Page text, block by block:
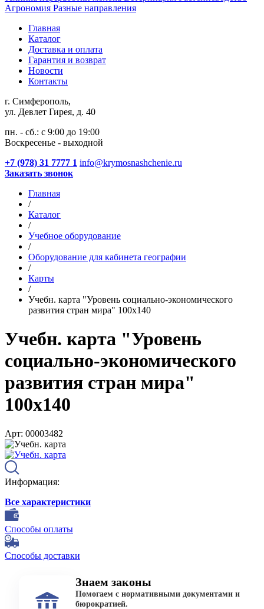
Агрономия Разные направления
Главная
Каталог
Доставка и оплата
Гарантия и возврат
Новости
Контакты
г. Симферополь,
ул. Девлет Гирея, д. 40
пн. - сб.: с 9:00 до 19:00
Воскресенье - выходной
+7 (978) 31 7777 1 info@krymosnashchenie.ru
Заказать звонок
Главная
/
Каталог
/
Учебное оборудование
/
Оборудование для кабинета географии
/
Карты
/
Учебн. карта "Уровень социально-экономического
развития стран мира" 100х140
Учебн. карта "Уровень
социально-экономического
развития стран мира"
100х140
Арт: 00003482
Информация:
Все характеристики
Способы оплаты
Способы доставки
Знаем законы
Помогаем с нормативными документами и
бюрократией.